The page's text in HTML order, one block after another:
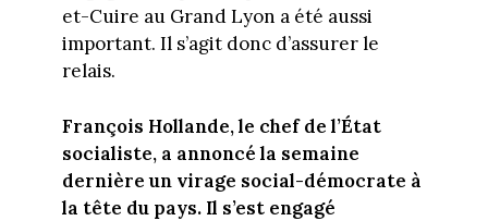
et-Cuire au Grand Lyon a été aussi
important. Il s’agit donc d’assurer le
relais.
François Hollande, le chef de l’État
socialiste, a annoncé la semaine
dernière un virage social-démocrate à
la tête du pays. Il s’est engagé